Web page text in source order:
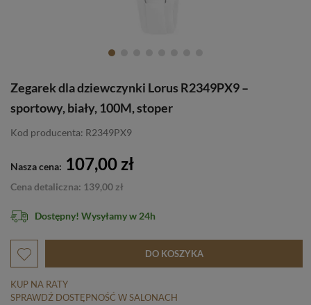
Zegarek dla dziewczynki Lorus R2349PX9 –
sportowy, biały, 100M, stoper
Kod producenta: R2349PX9
Nasza cena: 107,00 zł
Cena detaliczna: 139,00 zł
Dostępny! Wysyłamy w 24h
DO KOSZYKA
KUP NA RATY
SPRAWDŹ DOSTĘPNOŚĆ W SALONACH